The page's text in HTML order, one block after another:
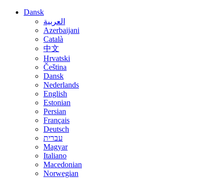
Dansk
العربية
Azerbaijani
Català
中文
Hrvatski
Čeština
Dansk
Nederlands
English
Estonian
Persian
Français
Deutsch
עברית
Magyar
Italiano
Macedonian
Norwegian